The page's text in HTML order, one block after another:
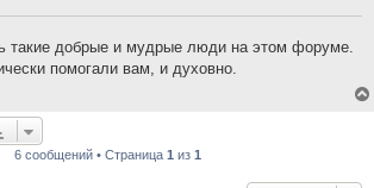
такие добрые и мудрые люди на этом форуме.
помогали вам, и духовно.
6 сообщений • Страница 1 из 1